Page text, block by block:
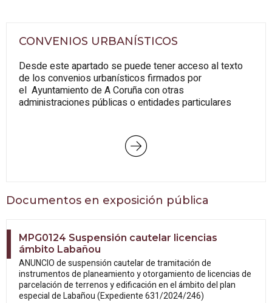
CONVENIOS URBANÍSTICOS
Desde este apartado se puede tener acceso al texto
de los convenios urbanísticos firmados por
el Ayuntamiento de A Coruña con otras
administraciones públicas o entidades particulares
Documentos en exposición pública
MPG0124 Suspensión cautelar licencias
ámbito Labañou
ANUNCIO de suspensión cautelar de tramitación de
instrumentos de planeamiento y otorgamiento de licencias de
parcelación de terrenos y edificación en el ámbito del plan
especial de Labañou (Expediente 631/2024/246)